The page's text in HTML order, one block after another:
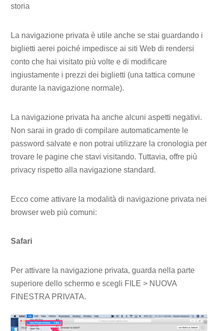
storia
La navigazione privata è utile anche se stai guardando i
biglietti aerei poiché impedisce ai siti Web di rendersi
conto che hai visitato più volte e di modificare
ingiustamente i prezzi dei biglietti (una tattica comune
durante la navigazione normale).
La navigazione privata ha anche alcuni aspetti negativi.
Non sarai in grado di compilare automaticamente le
password salvate e non potrai utilizzare la cronologia per
trovare le pagine che stavi visitando. Tuttavia, offre più
privacy rispetto alla navigazione standard.
Ecco come attivare la modalità di navigazione privata nei
browser web più comuni:
Safari
Per attivare la navigazione privata, guarda nella parte
superiore dello schermo e scegli FILE > NUOVA
FINESTRA PRIVATA.